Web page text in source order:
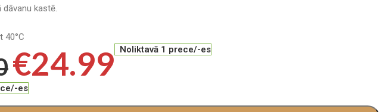
kastē.
40°C
€24.99 Noliktavā 1 prece/-es
es